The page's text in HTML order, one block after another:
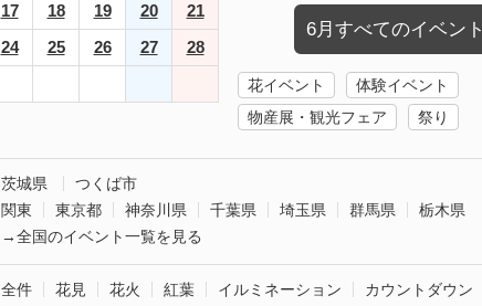
17 18 19 20
21
24 25 26 27
28
6月すべてのイベント
花イベント
体験イベント
物産展・観光フェア
祭り
茨城県
つくば市
関東
東京都 神奈川県 千葉県 埼玉県 群馬県
栃木県
→全国のイベント一覧を見る
全件 花見 花火 紅葉 イルミネーション カウントダウン